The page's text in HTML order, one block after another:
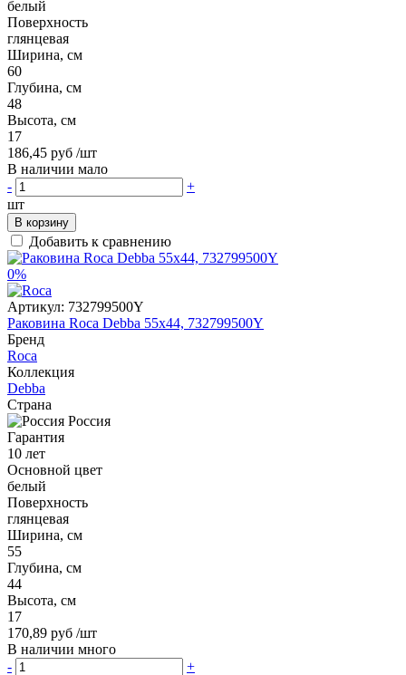
белый
Поверхность
глянцевая
Ширина, см
60
Глубина, см
48
Высота, см
17
186,45 руб /шт
В наличии мало
-
+
шт
В корзину
Добавить к сравнению
0%
Артикул: 732799500Y
Раковина Roca Debba 55x44, 732799500Y
Бренд
Roca
Коллекция
Debba
Страна
Россия
Гарантия
10 лет
Основной цвет
белый
Поверхность
глянцевая
Ширина, см
55
Глубина, см
44
Высота, см
17
170,89 руб /шт
В наличии много
-
+